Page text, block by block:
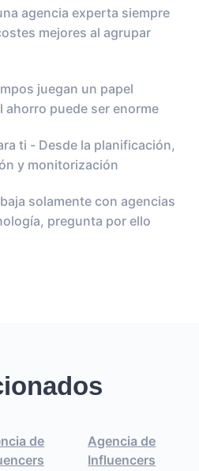
agencia experta siempre
mejores al agrupar
juegan un papel
ahorro puede ser enorme
ti - Desde la planificación,
y monitorización
solamente con agencias
pregunta por ello
de
Agencia de
Influencers